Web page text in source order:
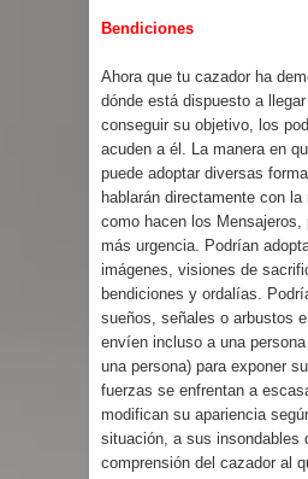
Bendiciones
Ahora que tu cazador ha
dónde está dispuesto a
conseguir su objetivo, los
acuden a él. La manera en
puede adoptar diversas
hablarán directamente con
como hacen los
más urgencia. Podrían
imágenes, visiones de
bendiciones y ordalías.
sueños, señales o arbustos
envíen incluso a una
una persona) para exponer
fuerzas se enfrentan a
modifican su apariencia
situación, a sus insondables
comprensión del cazador al